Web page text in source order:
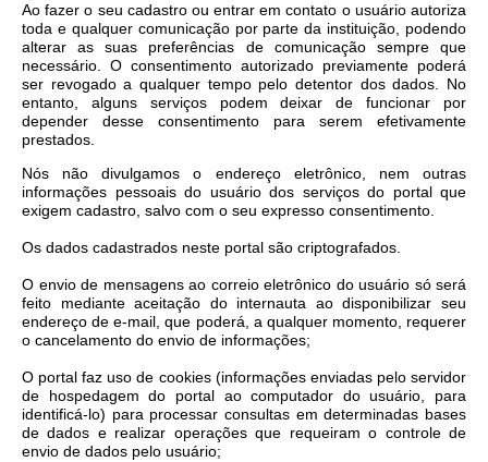
Ao fazer o seu cadastro ou entrar em contato o usuário autoriza
toda e qualquer comunicação por parte da instituição, podendo
alterar as suas preferências de comunicação sempre que
necessário. O consentimento autorizado previamente poderá
ser revogado a qualquer tempo pelo detentor dos dados. No
entanto, alguns serviços podem deixar de funcionar por
depender desse consentimento para serem efetivamente
prestados.
Nós não divulgamos o endereço eletrônico, nem outras
informações pessoais do usuário dos serviços do portal que
exigem cadastro, salvo com o seu expresso consentimento.
Os dados cadastrados neste portal são criptografados.
O envio de mensagens ao correio eletrônico do usuário só será
feito mediante aceitação do internauta ao disponibilizar seu
endereço de e-mail, que poderá, a qualquer momento, requerer
o cancelamento do envio de informações;
O portal faz uso de cookies (informações enviadas pelo servidor
de hospedagem do portal ao computador do usuário, para
identificá-lo) para processar consultas em determinadas bases
de dados e realizar operações que requeiram o controle de
envio de dados pelo usuário;